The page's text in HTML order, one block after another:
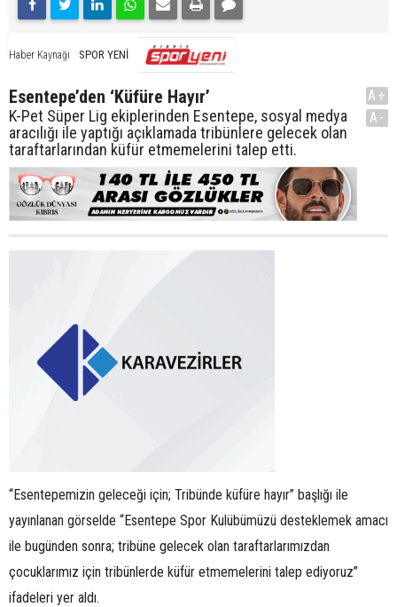
Haber Kaynağı SPOR YENİ
Esentepe’den ‘Küfüre Hayır’
K-Pet Süper Lig ekiplerinden Esentepe, sosyal medya
aracılığı ile yaptığı açıklamada tribünlere gelecek olan
taraftarlarından küfür etmemelerini talep etti.
A+
A-
“Esentepemizin geleceği için; Tribünde küfüre hayır” başlığı ile
yayınlanan görselde “Esentepe Spor Kulübümüzü desteklemek amacı
ile bugünden sonra; tribüne gelecek olan taraftarlarımızdan
çocuklarımız için tribünlerde küfür etmemelerini talep ediyoruz”
ifadeleri yer aldı.